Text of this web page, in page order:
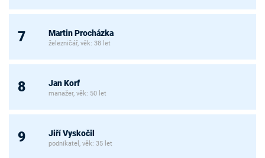
7 Martin Procházka
železničář, věk: 38 let
8 Jan Korf
manažer, věk: 50 let
9 Jiří Vyskočil
podnikatel, věk: 35 let